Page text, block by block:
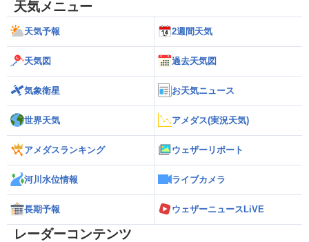
天気メニュー
天気予報 2週間天気
天気図 過去天気図
気象衛星 お天気ニュース
世界天気 アメダス(実況天気)
アメダスランキング ウェザーリポート
河川水位情報 ライブカメラ
長期予報 ウェザーニュースLiVE
レーダーコンテンツ